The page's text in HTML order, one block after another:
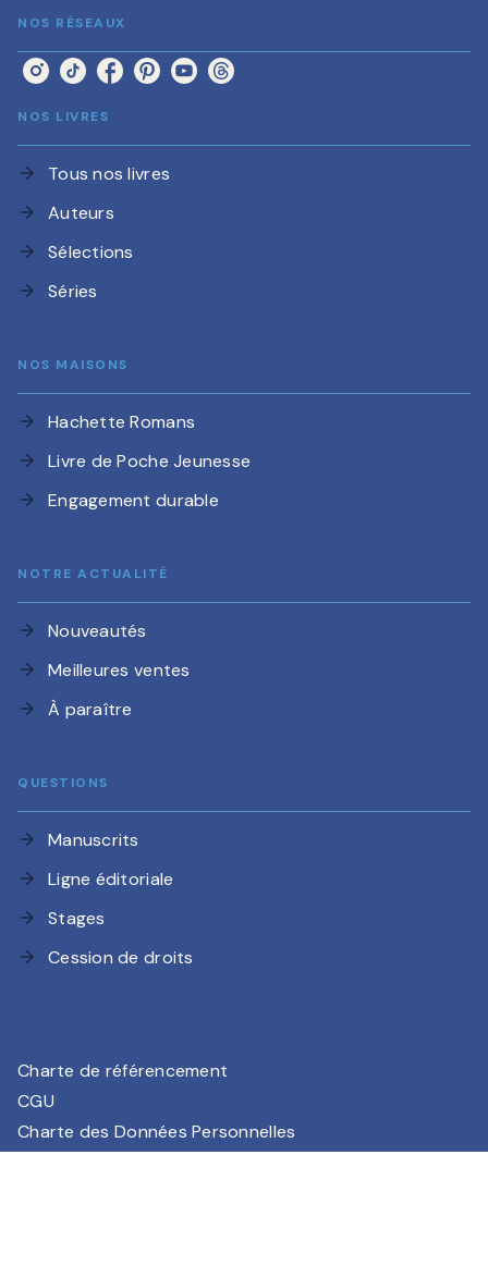
NOS RÉSEAUX
NOS LIVRES
arrow_forward Tous nos livres
arrow_forward Auteurs
arrow_forward Sélections
arrow_forward Séries
NOS MAISONS
arrow_forward Hachette Romans
arrow_forward Livre de Poche Jeunesse
arrow_forward Engagement durable
NOTRE ACTUALITÉ
arrow_forward Nouveautés
arrow_forward Meilleures ventes
arrow_forward À paraître
QUESTIONS
arrow_forward Manuscrits
arrow_forward Ligne éditoriale
arrow_forward Stages
arrow_forward Cession de droits
Charte de référencement
CGU
Charte des Données Personnelles